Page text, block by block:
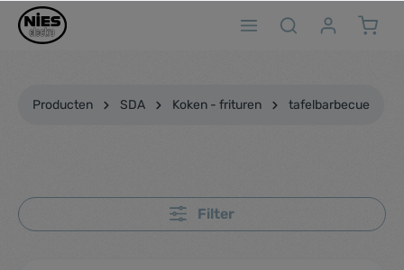
Producten SDA Koken - frituren tafelbarbecue
Filter